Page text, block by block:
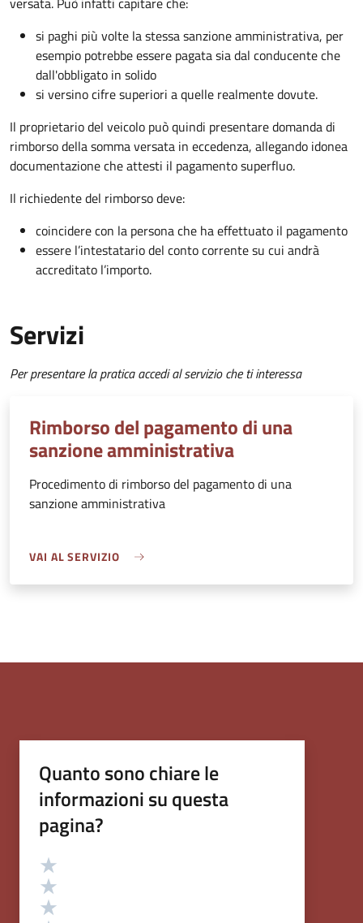
si paghi più volte la stessa sanzione amministrativa, per
esempio potrebbe essere pagata sia dal conducente che
dall'obbligato in solido
si versino cifre superiori a quelle realmente dovute.
Il proprietario del veicolo può quindi presentare domanda di
rimborso della somma versata in eccedenza, allegando idonea
documentazione che attesti il pagamento superfluo.
Il richiedente del rimborso deve:
coincidere con la persona che ha effettuato il pagamento
essere l’intestatario del conto corrente su cui andrà
accreditato l’importo.
Servizi
Per presentare la pratica accedi al servizio che ti interessa
Rimborso del pagamento di una
sanzione amministrativa
Procedimento di rimborso del pagamento di una
sanzione amministrativa
VAI AL SERVIZIO
Quanto sono chiare le
informazioni su questa
pagina?
Valutazione